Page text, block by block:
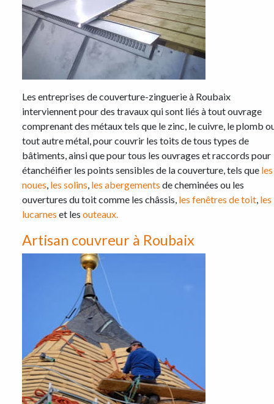
Les entreprises de couverture-zinguerie à Roubaix
interviennent pour des travaux qui sont liés à tout ouvrage
comprenant des métaux tels que le zinc, le cuivre, le plomb
tout autre métal, pour couvrir les toits de tous types de
bâtiments, ainsi que pour tous les ouvrages et raccords pour
étanchéifier les points sensibles de la couverture, tels que les
noues, les solins, les abergements de cheminées ou les
ouvertures du toit comme les châssis, les fenêtres de toit, les
lucarnes et les outeaux.
Artisan couvreur à Roubaix